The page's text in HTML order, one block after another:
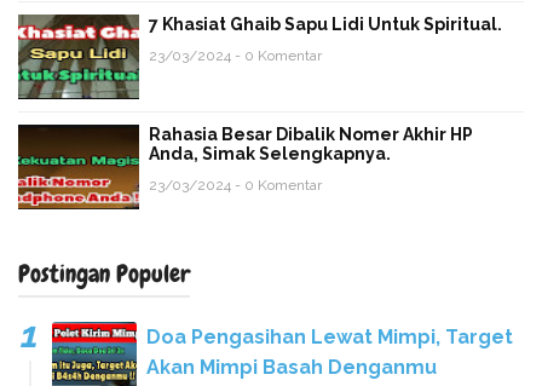
7 Khasiat Ghaib Sapu Lidi Untuk Spiritual.
23/03/2024 - 0 Komentar
Rahasia Besar Dibalik Nomer Akhir HP
Anda, Simak Selengkapnya.
23/03/2024 - 0 Komentar
Postingan Populer
Doa Pengasihan Lewat Mimpi, Target
Akan Mimpi Basah Denganmu